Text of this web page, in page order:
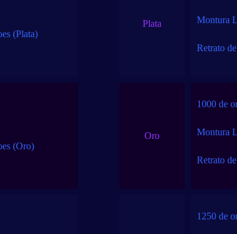
(Plata)
Plata Montura
Retrato
(Oro)
Oro
1000 de
Montura
Retrato
1250 de